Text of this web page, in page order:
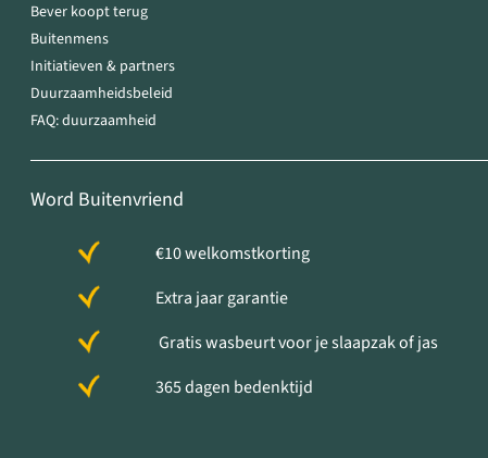
Bever koopt terug
Buitenmens
Initiatieven & partners
Duurzaamheidsbeleid
FAQ: duurzaamheid
Word Buitenvriend
€10 welkomstkorting
Extra jaar garantie
Gratis wasbeurt voor je slaapzak of jas
365 dagen bedenktijd